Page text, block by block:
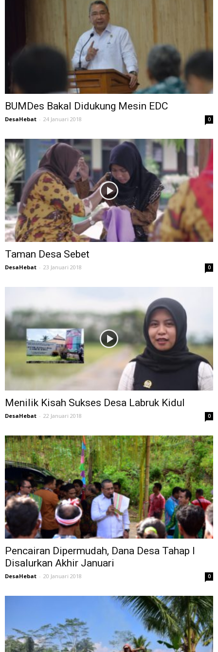
BUMDes Bakal Didukung Mesin EDC
DesaHebat - 24 Januari 2018 0
Taman Desa Sebet
DesaHebat - 23 Januari 2018 0
Menilik Kisah Sukses Desa Labruk Kidul
DesaHebat - 22 Januari 2018 0
Pencairan Dipermudah, Dana Desa Tahap I
Disalurkan Akhir Januari
DesaHebat - 20 Januari 2018 0